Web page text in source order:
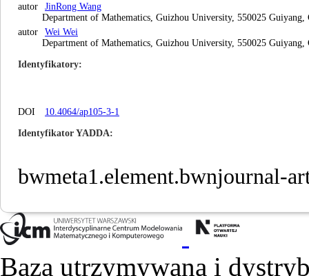
autor
JinRong Wang
Department of Mathematics, Guizhou University, 550025 Guiyang,
autor
Wei Wei
Department of Mathematics, Guizhou University, 550025 Guiyang,
Identyfikatory
DOI 10.4064/ap105-3-1
Identyfikator YADDA
bwmeta1.element.bwnjournal-
Baza utrzymywana i